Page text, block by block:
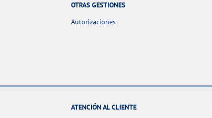
OTRAS GESTIONES
Autorizaciones
ATENCIÓN AL CLIENTE